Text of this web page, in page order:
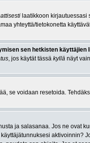
laatikkoon
yhteyttä/tietokonetta
sen hetkisten käyttäjien
, jos käytät tässä kyllä näyt
se voidaan resetoida.
ja salasanaa. Jos ne ovat
aktivoinnin?